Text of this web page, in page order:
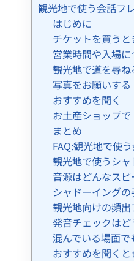
観光地で使う会話フ
はじめに
チケットを買うと
営業時間や入場に
観光地で道を尋ね
写真をお願いする
おすすめを聞く
お土産ショップで
まとめ
FAQ:観光地で使
観光地で使うシ
音源はどんなス
シャドーイングの
観光地向けの頻
発音チェックはど
混んでいる場面
おすすめを聞く